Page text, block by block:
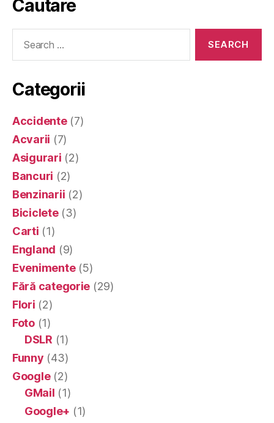
Cautare
Categorii
Accidente(7)
Acvarii (7)
Asigurari (2)
Bancuri (2)
Benzinarii (2)
Biciclete(3)
Carti (1)
England (9)
Evenimente(5)
Fără categorie (29)
Flori (2)
Foto(1)
DSLR (1)
Funny (43)
Google(2)
GMail (1)
Google+ (1)